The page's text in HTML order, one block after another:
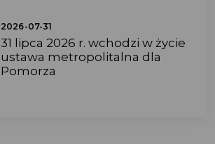
2026-07-31
31 lipca 2026 r. wchodzi w życie
ustawa metropolitalna dla
Pomorza